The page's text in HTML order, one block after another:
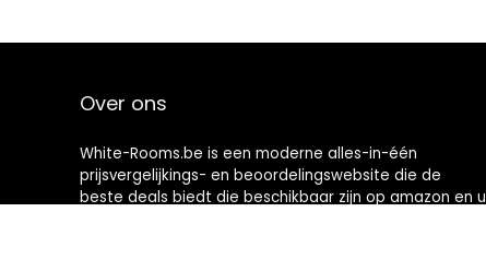
Over ons
White-Rooms.be is een moderne alles-in-één
prijsvergelijkings- en beoordelingswebsite die de
beste deals biedt die beschikbaar zijn op amazon en u